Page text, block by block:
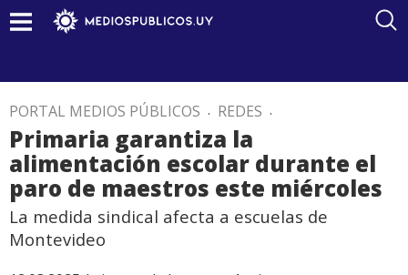
PORTAL MEDIOS PÚBLICOS . REDES .
Primaria garantiza la
alimentación escolar durante el
paro de maestros este miércoles
La medida sindical afecta a escuelas de
Montevideo